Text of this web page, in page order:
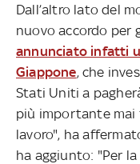
Dall’altro lato del
nuovo accordo per
annunciato infatti
Giappone, che
Stati Uniti a
più importante mai
lavoro", ha
ha aggiunto: "Per